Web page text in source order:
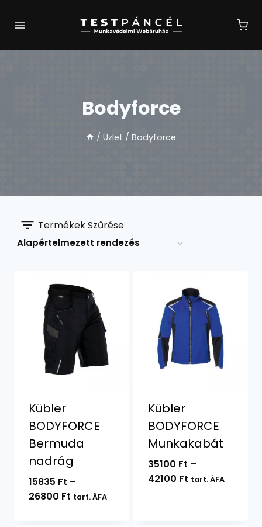
Bodyforce
/ Üzlet / Bodyforce
Termékek Szűrése
Kübler
BODYFORCE
Bermuda
nadrág
15835 Ft –
26800 FtÁrtartomány:
tart. ÁFA
Kübler
BODYFORCE
Munkakabát
35100 Ft –
42100 FtÁrtartomány:
tart. ÁFA